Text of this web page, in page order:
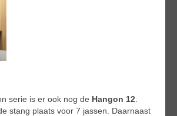
serie is er ook nog de Hangon 12
stang plaats voor 7 jassen. Daarnaast